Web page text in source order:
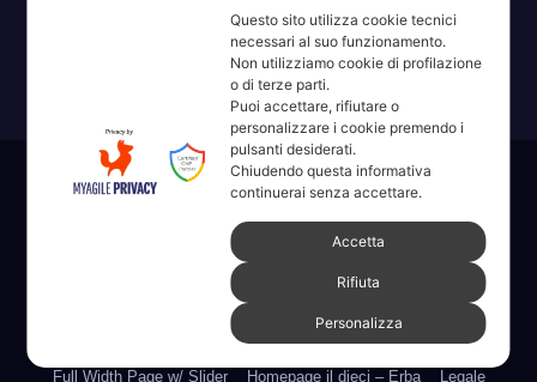
ricorda la domanda.
Sviluppato con orgoglio da WordPress
Tema: News Way di
Amministrative 2022 sdc Categorie Chi Siamo
Erba 2022 Fare, Vedere, Sentire
Full Width Page w/ Slider Homepage il dieci – Erba Legale
Questo sito utilizza cookie tecnici
necessari al suo funzionamento.
Non utilizziamo cookie di profilazione
o di terze parti.
Puoi accettare, rifiutare o
personalizzare i cookie premendo i
pulsanti desiderati.
Chiudendo questa informativa
continuerai senza accettare.
Accetta
Rifiuta
Personalizza